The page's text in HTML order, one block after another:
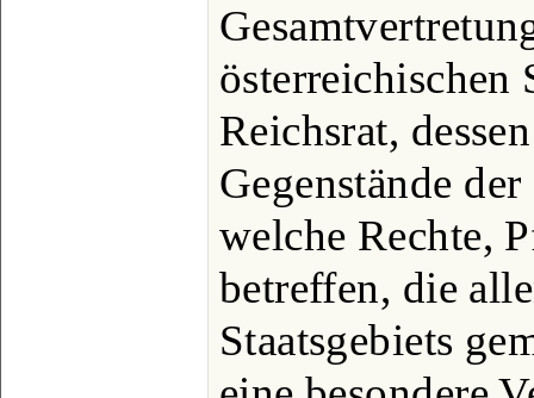
österreichischen
Reichsrat,
Gegenstände
welche Rechte,
betreffen, die
Staatsgebiets